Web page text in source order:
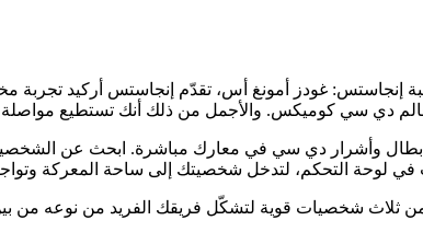
دي سي كوميكس. والأجمل من ذلك أنك تستطيع مواصلة
أبطال وأشرار دي سي في معارك مباشرة. ابحث عن
في لوحة التحكم، لتدخل شخصيتك إلى ساحة المعركة
قوية لتشكّل فريقك الفريد من نوعه من بين 200 شخصية